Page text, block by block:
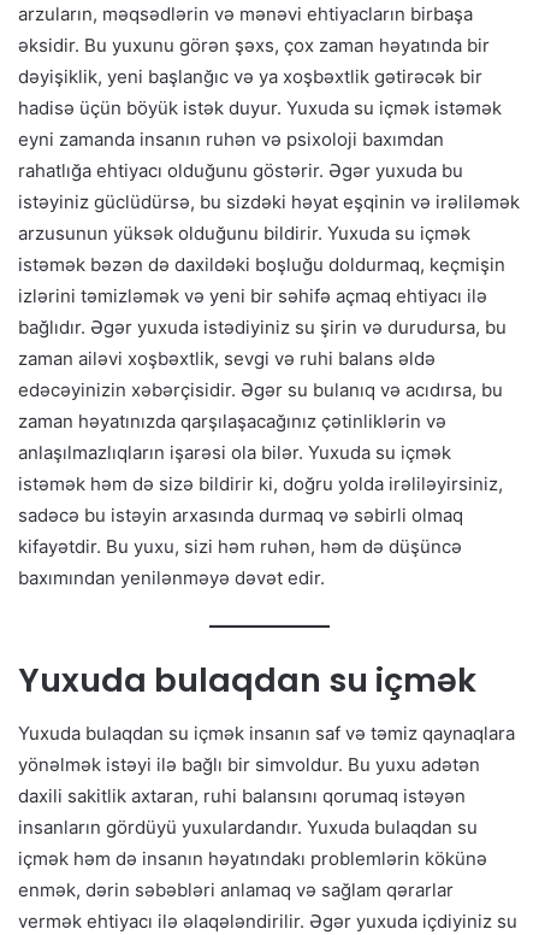
arzuların, məqsədlərin və mənəvi ehtiyacların birbaşa
əksidir. Bu yuxunu görən şəxs, çox zaman həyatında bir
dəyişiklik, yeni başlanğıc və ya xoşbəxtlik gətirəcək bir
hadisə üçün böyük istək duyur. Yuxuda su içmək istəmək
eyni zamanda insanın ruhən və psixoloji baxımdan
rahatlığa ehtiyacı olduğunu göstərir. Əgər yuxuda bu
istəyiniz güclüdürsə, bu sizdəki həyat eşqinin və irəliləmək
arzusunun yüksək olduğunu bildirir. Yuxuda su içmək
istəmək bəzən də daxildəki boşluğu doldurmaq, keçmişin
izlərini təmizləmək və yeni bir səhifə açmaq ehtiyacı ilə
bağlıdır. Əgər yuxuda istədiyiniz su şirin və durudursa, bu
zaman ailəvi xoşbəxtlik, sevgi və ruhi balans əldə
edəcəyinizin xəbərçisidir. Əgər su bulanıq və acıdırsa, bu
zaman həyatınızda qarşılaşacağınız çətinliklərin və
anlaşılmazlıqların işarəsi ola bilər. Yuxuda su içmək
istəmək həm də sizə bildirir ki, doğru yolda irəliləyirsiniz,
sadəcə bu istəyin arxasında durmaq və səbirli olmaq
kifayətdir. Bu yuxu, sizi həm ruhən, həm də düşüncə
baxımından yenilənməyə dəvət edir.
Yuxuda bulaqdan su içmək
Yuxuda bulaqdan su içmək insanın saf və təmiz qaynaqlara
yönəlmək istəyi ilə bağlı bir simvoldur. Bu yuxu adətən
daxili sakitlik axtaran, ruhi balansını qorumaq istəyən
insanların gördüyü yuxulardandır. Yuxuda bulaqdan su
içmək həm də insanın həyatındakı problemlərin kökünə
enmək, dərin səbəbləri anlamaq və sağlam qərarlar
vermək ehtiyacı ilə əlaqələndirilir. Əgər yuxuda içdiyiniz su